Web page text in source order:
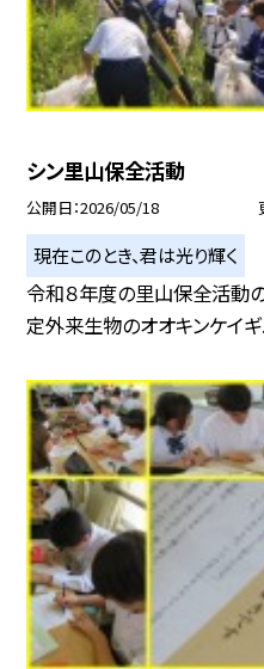
シン里山保全活動
公開日 2026/05/18
現在このとき、君は光り輝く
令和８年度の里山保全活動
定外来生物のオオキンケイ